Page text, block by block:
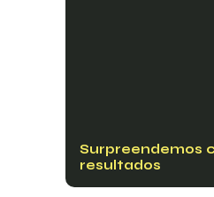
Surpreendemos
resultados